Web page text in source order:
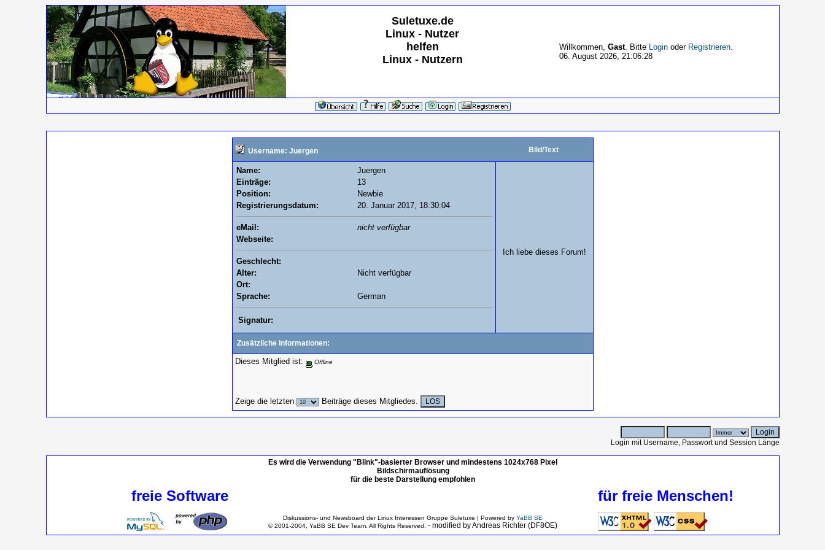
Suletuxe.de
Linux - Nutzer
helfen
Linux - Nutzern
Willkommen, Gast. Bitte Loginoder Registrieren.
06. August 2026, 21:06:28
Username: Juergen Bild/Text
Name:
Juergen
Einträge:
13
Position:
Newbie
Registrierungsdatum:
20. Januar 2017, 18:30:04
eMail:
nicht verfügbar
Webseite:
Geschlecht:
Alter:
Nicht verfügbar
Ort:
Sprache:
German
Signatur:
Ich liebe dieses Forum!
Zusätzliche Informationen:
Dieses Mitglied ist: Offline
Zeige die letzten Beiträge dieses Mitgliedes.
Login mit Username, Passwort und Session Länge
Es wird die Verwendung "Blink"-basierter Browser und mindestens 1024x768 Pixel
Bildschirmauflösung
für die beste Darstellung empfohlen
freie Software für freie Menschen!
Diskussions- und Newsboard der Linux Interessen Gruppe Suletuxe | Powered by YaBB SE
© 2001-2004, YaBB SE Dev Team. All Rights Reserved.
- modified by Andreas Richter (DF8OE)